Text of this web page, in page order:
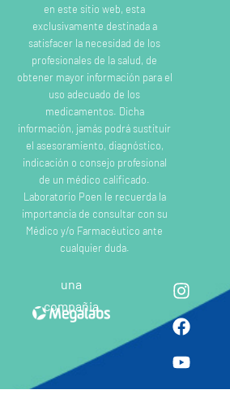
en este sitio web, esta
exclusivamente destinada a
satisfacer la necesidad de los
profesionales de la salud, de
obtener mayor información para el
uso adecuado de los
medicamentos. Dicha
información, jamás podrá sustituir
el asesoramiento, diagnóstico,
indicación o consejo profesional
de un médico calificado.
Laboratorio Poen le recuerda la
importancia de consultar con su
Médico y/o Farmacéutico ante
cualquier duda.
una
compañia